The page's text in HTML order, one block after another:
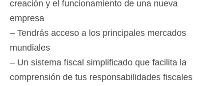
creación y el funcionamiento de una nueva
empresa
– Tendrás acceso a los principales mercados
mundiales
– Un sistema fiscal simplificado que facilita la
comprensión de tus responsabilidades fiscales